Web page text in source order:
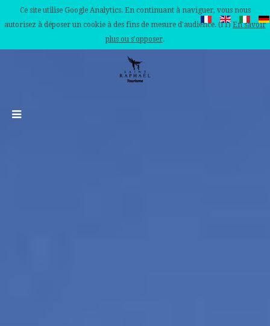
Ce site utilise Google Analytics. En continuant à naviguer, vous nous
autorisez à déposer un cookie à des fins de mesure d'audience. (IT) En savoir
plus ou s'opposer.